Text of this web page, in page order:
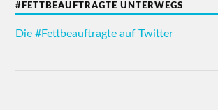
#FETTBEAUFTRAGTE UNTERWEGS
Die #Fettbeauftragte auf Twitter